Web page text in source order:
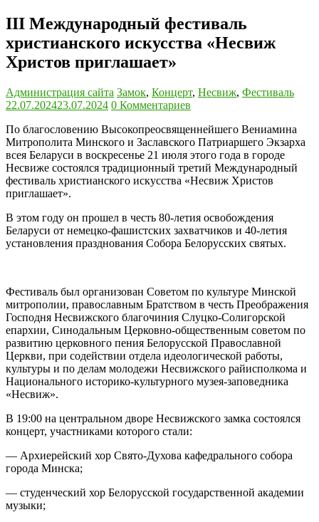
III Международный фестиваль
христианского искусства «Несвиж
Христов приглашает»
Администрация сайта Замок, Концерт, Несвиж, Фестиваль
22.07.202423.07.2024 0 Комментариев
По благословению Высокопреосвященнейшего Вениамина
Митрополита Минского и Заславского Патриаршего Экзарха
всея Беларуси в воскресенье 21 июля этого года в городе
Несвиже состоялся традиционный третий Международный
фестиваль христианского искусства «Несвиж Христов
приглашает».
В этом году он прошел в честь 80-летия освобождения
Беларуси от немецко-фашистских захватчиков и 40-летия
установления празднования Cобора Белорусских святых.
Фестиваль был организован Советом по культуре Минской
митрополии, православным Братством в честь Преображения
Господня Несвижского благочиния Слуцко-Солигорской
епархии, Синодальным Церковно-общественным советом по
развитию церковного пения Белорусской Православной
Церкви, при содействии отдела идеологической работы,
культуры и по делам молодежи Несвижского райисполкома и
Национального историко-культурного музея-заповедника
«Несвиж».
В 19:00 на центральном дворе Несвижского замка состоялся
концерт, участниками которого стали:
— Архиерейский хор Свято-Духова кафедрального собора
города Минска;
— студенческий хор Белорусской государственной академии
музыки;